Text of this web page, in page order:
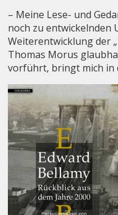
– Meine Lese- und
noch zu entwickelnden
Weiterentwicklung der
Thomas Morus
vorführt, bringt mich in